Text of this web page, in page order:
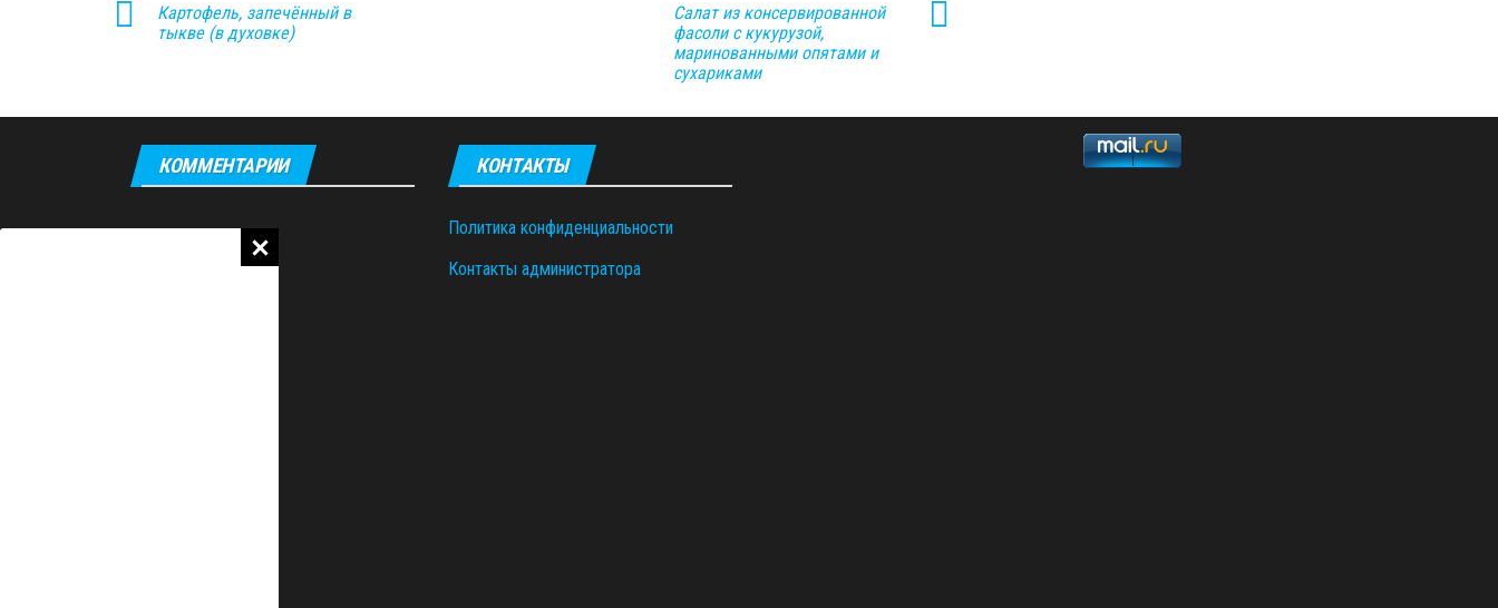
Картофель, запечённый в
тыкве (в духовке)
Салат из консервированной
фасоли с кукурузой,
маринованными опятами и
сухариками
КОММЕНТАРИИ КОНТАКТЫ
Политика конфиденциальности
Контакты администратора